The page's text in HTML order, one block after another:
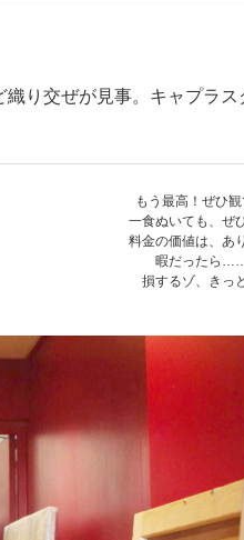
り交ぜが見事。キャプラス
もう最高！ぜひ
一食ぬいても、ぜ
料金の価値は、あり
暇だったら……
損するゾ、きっと